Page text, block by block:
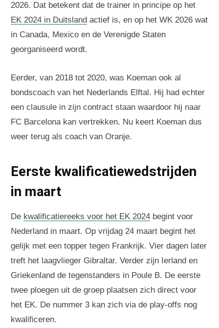
2026. Dat betekent dat de trainer in principe op het
EK 2024 in Duitsland actief is, en op het WK 2026 wat
in Canada, Mexico en de Verenigde Staten
georganiseerd wordt.
Eerder, van 2018 tot 2020, was Koeman ook al
bondscoach van het Nederlands Elftal. Hij had echter
een clausule in zijn contract staan waardoor hij naar
FC Barcelona kan vertrekken. Nu keert Koeman dus
weer terug als coach van Oranje.
Eerste kwalificatiewedstrijden
in maart
De kwalificatiereeks voor het EK 2024 begint voor
Nederland in maart. Op vrijdag 24 maart begint het
gelijk met een topper tegen Frankrijk. Vier dagen later
treft het laagvlieger Gibraltar. Verder zijn Ierland en
Griekenland de tegenstanders in Poule B. De eerste
twee ploegen uit de groep plaatsen zich direct voor
het EK. De nummer 3 kan zich via de play-offs nog
kwalificeren.